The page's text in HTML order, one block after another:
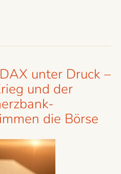
unter Druck –
und der
die Börse